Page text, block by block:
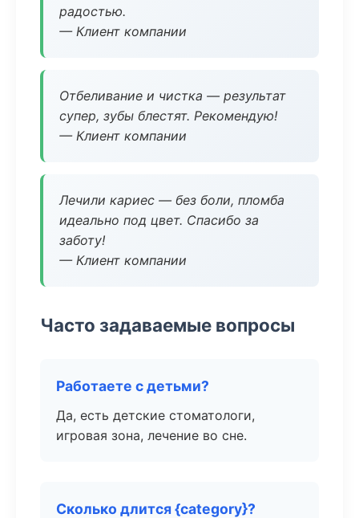
радостью.
— Клиент компании
Отбеливание и чистка — результат
супер, зубы блестят. Рекомендую!
— Клиент компании
Лечили кариес — без боли, пломба
идеально под цвет. Спасибо за
заботу!
— Клиент компании
Часто задаваемые вопросы
Работаете с детьми?
Да, есть детские стоматологи,
игровая зона, лечение во сне.
Сколько длится {category}?